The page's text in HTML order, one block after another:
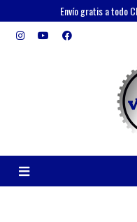
Envío gratis a todo